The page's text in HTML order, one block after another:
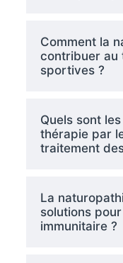
Comment la
contribuer au
sportives ?
Quels sont
thérapie par
traitement
La
solutions
immunitaire ?